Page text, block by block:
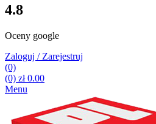
4.8
Oceny google
Zaloguj / Zarejestruj
(0)
(0) zł0.00
Menu